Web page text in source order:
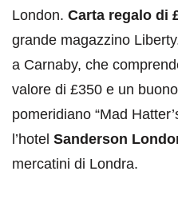
London. Carta regalo di
grande magazzino
a Carnaby, che
valore di £350 e un
pomeridiano “Mad
l’hotel Sanderson
mercatini di Londra.